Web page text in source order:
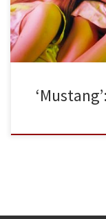
filme está […]